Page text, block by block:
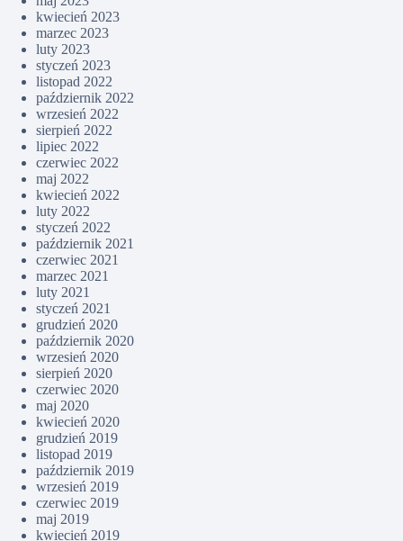
kwiecień 2023
marzec 2023
luty 2023
styczeń 2023
listopad 2022
październik 2022
wrzesień 2022
sierpień 2022
lipiec 2022
czerwiec 2022
maj 2022
kwiecień 2022
luty 2022
styczeń 2022
październik 2021
czerwiec 2021
marzec 2021
luty 2021
styczeń 2021
grudzień 2020
październik 2020
wrzesień 2020
sierpień 2020
czerwiec 2020
maj 2020
kwiecień 2020
grudzień 2019
listopad 2019
październik 2019
wrzesień 2019
czerwiec 2019
maj 2019
kwiecień 2019